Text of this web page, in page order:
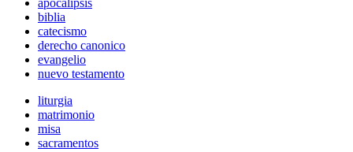
apocalipsis
biblia
catecismo
derecho canonico
evangelio
nuevo testamento
liturgia
matrimonio
misa
sacramentos